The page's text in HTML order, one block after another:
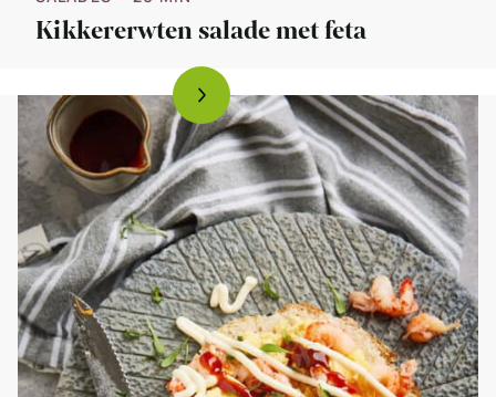
Kikkererwten salade met feta